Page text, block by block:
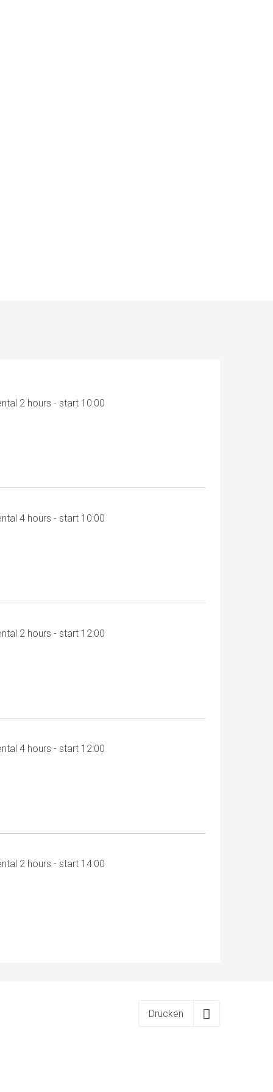
2 hours - start 10:00
4 hours - start 10:00
2 hours - start 12:00
4 hours - start 12:00
2 hours - start 14:00
Drucken